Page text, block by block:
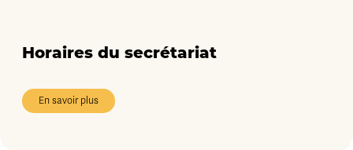
Horaires du secrétariat
En savoir plus